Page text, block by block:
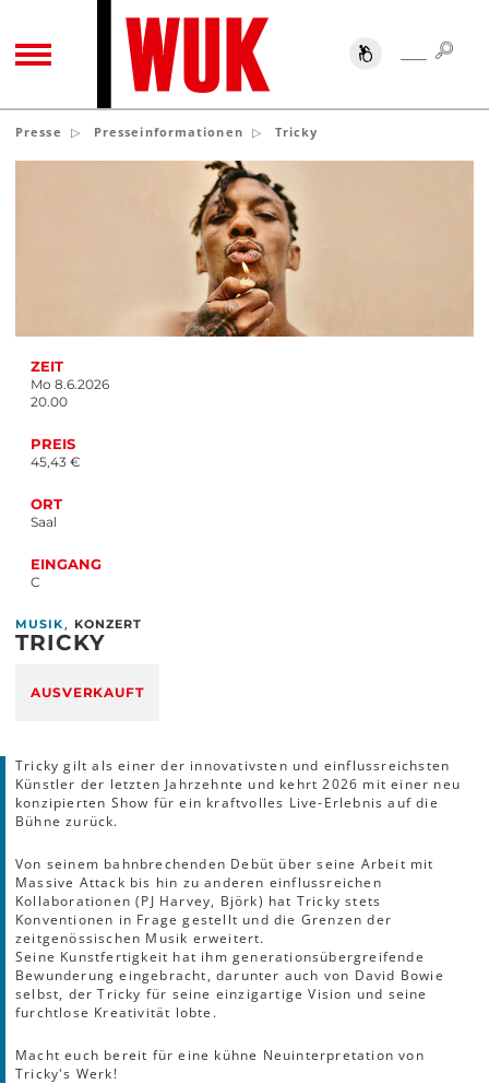
TOGGLE NAVIGATION SUCHE
Presse Presseinformationen Tricky
ZEIT
Mo 8.6.2026
20.00
PREIS
45,43 €
ORT
Saal
EINGANG
C
MUSIK , KONZERT
TRICKY
AUSVERKAUFT
Tricky gilt als einer der innovativsten und einflussreichsten
Künstler der letzten Jahrzehnte und kehrt 2026 mit einer neu
konzipierten Show für ein kraftvolles Live-Erlebnis auf die
Bühne zurück.
Von seinem bahnbrechenden Debüt über seine Arbeit mit
Massive Attack bis hin zu anderen einflussreichen
Kollaborationen (PJ Harvey, Björk) hat Tricky stets
Konventionen in Frage gestellt und die Grenzen der
zeitgenössischen Musik erweitert.
Seine Kunstfertigkeit hat ihm generationsübergreifende
Bewunderung eingebracht, darunter auch von David Bowie
selbst, der Tricky für seine einzigartige Vision und seine
furchtlose Kreativität lobte.
Macht euch bereit für eine kühne Neuinterpretation von
Tricky's Werk!